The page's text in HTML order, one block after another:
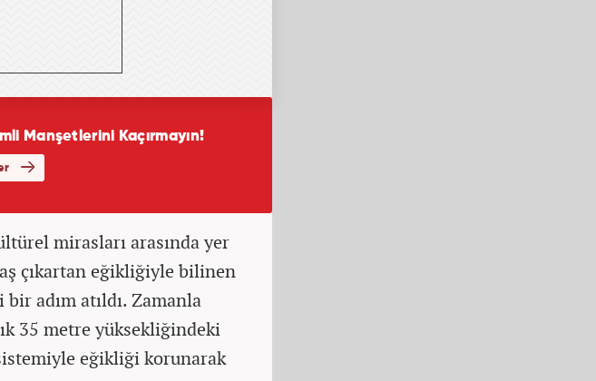
mirasları arasında yer
çıkartan eğikliğiyle bilinen
adım atıldı. Zamanla
35 metre yüksekliğindeki
eğikliği korunarak